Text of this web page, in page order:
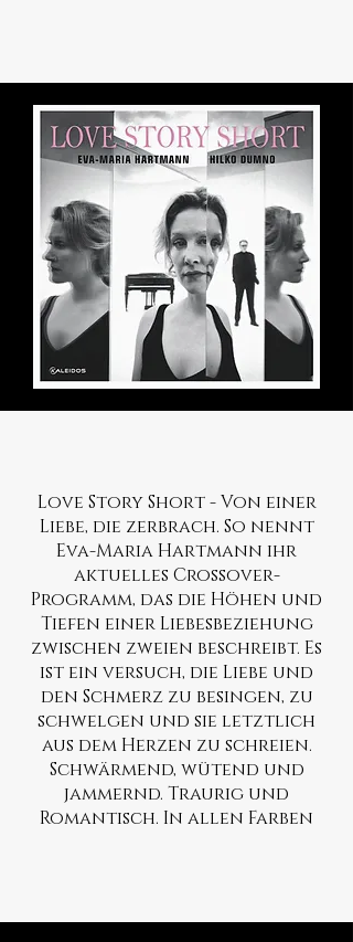
Love Story Short - Von einer
Liebe, die zerbrach. So nennt
Eva-Maria Hartmann ihr
aktuelles Crossover-
Programm, das die Höhen und
Tiefen einer Liebesbeziehung
zwischen zweien beschreibt. Es
ist ein versuch, die Liebe und
den Schmerz zu besingen, zu
schwelgen und sie letztlich
aus dem Herzen zu schreien.
Schwärmend, wütend und
jammernd. Traurig und
Romantisch. In allen Farben